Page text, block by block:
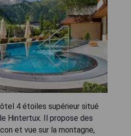
4 étoiles supérieur situé
Hintertux. Il propose des
et vue sur la montagne,